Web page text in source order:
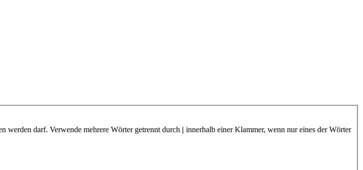
werden darf. Verwende mehrere Wörter getrennt durch | innerhalb einer Klammer, wenn nur eines der Wörter